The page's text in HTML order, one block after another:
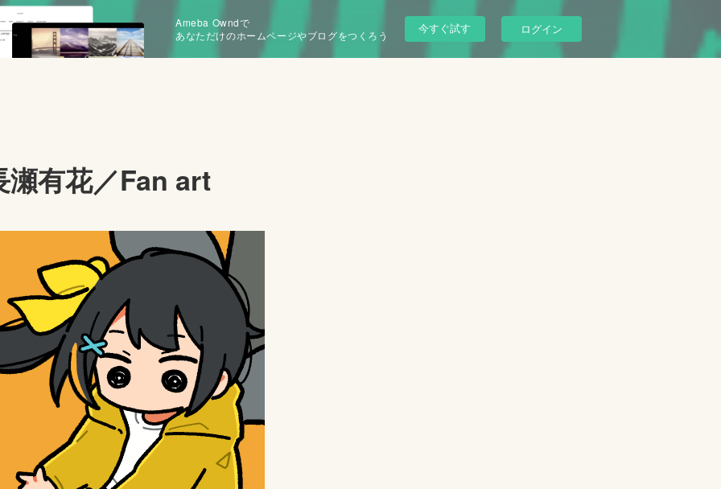
Ameba Owndで
あなただけのホームページやブログをつくろう
今すぐ試す ログイン
瀬有花／Fan art